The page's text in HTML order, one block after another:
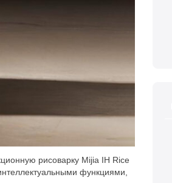
рисоварку Mijia IH Rice
функциями,